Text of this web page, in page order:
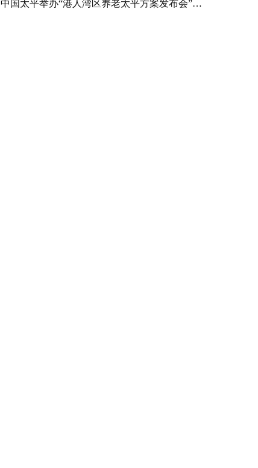
中国太平举办“港人湾区养老太平方案发布会”暨“香港金融交易及服务有限公司揭牌仪式”